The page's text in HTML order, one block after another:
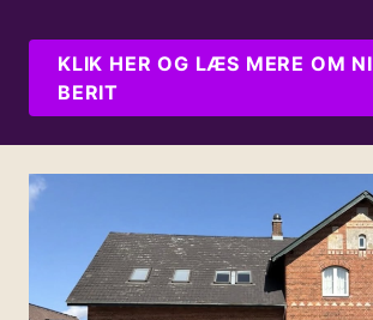
KLIK HER OG LÆS MERE OM
BERIT